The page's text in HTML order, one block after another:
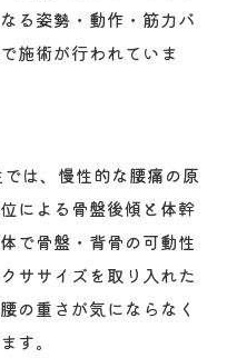
る姿勢・動作・筋力バ
施術が行われていま
は、慢性的な腰痛の原
による骨盤後傾と体幹
で骨盤・背骨の可動性
ササイズを取り入れた
の重さが気にならなく
す。